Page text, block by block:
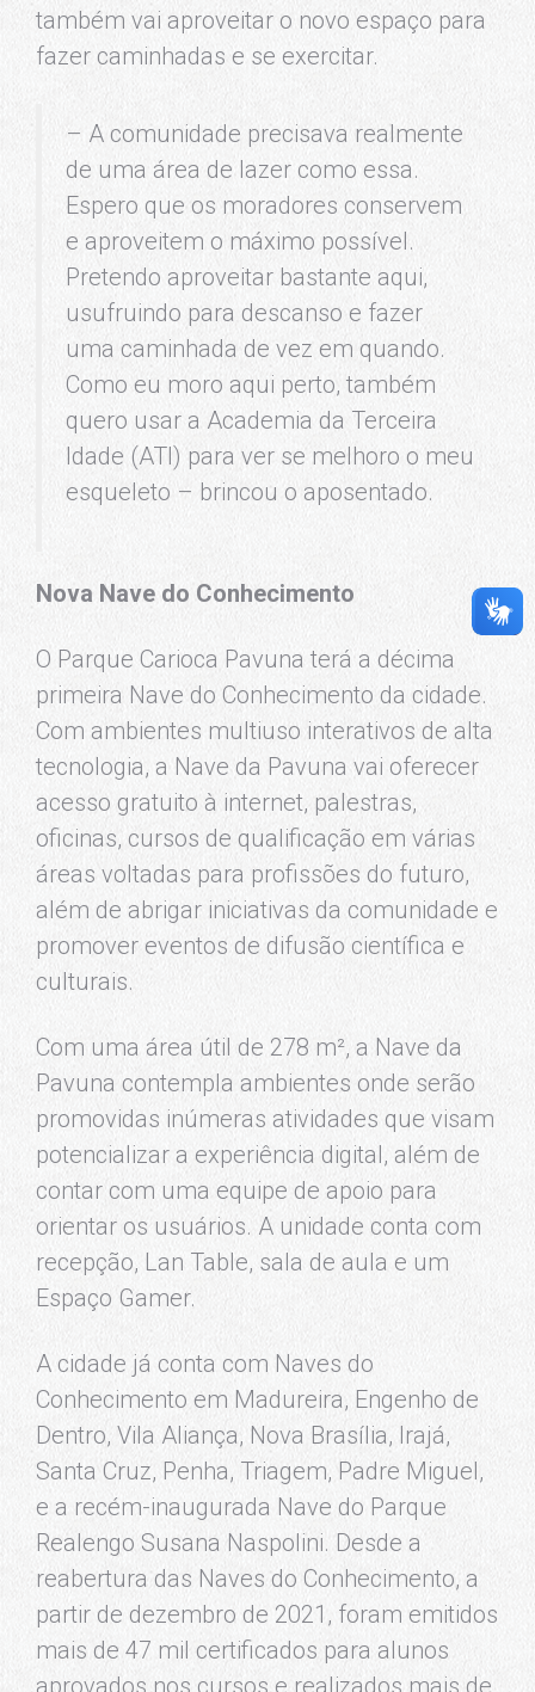
também vai aproveitar o novo espaço para
fazer caminhadas e se exercitar.
– A comunidade precisava realmente
de uma área de lazer como essa.
Espero que os moradores conservem
e aproveitem o máximo possível.
Pretendo aproveitar bastante aqui,
usufruindo para descanso e fazer
uma caminhada de vez em quando.
Como eu moro aqui perto, também
quero usar a Academia da Terceira
Idade (ATI) para ver se melhoro o meu
esqueleto – brincou o aposentado.
Nova Nave do Conhecimento
O Parque Carioca Pavuna terá a décima
primeira Nave do Conhecimento da cidade.
Com ambientes multiuso interativos de alta
tecnologia, a Nave da Pavuna vai oferecer
acesso gratuito à internet, palestras,
oficinas, cursos de qualificação em várias
áreas voltadas para profissões do futuro,
além de abrigar iniciativas da comunidade e
promover eventos de difusão científica e
culturais.
Com uma área útil de 278 m², a Nave da
Pavuna contempla ambientes onde serão
promovidas inúmeras atividades que visam
potencializar a experiência digital, além de
contar com uma equipe de apoio para
orientar os usuários. A unidade conta com
recepção, Lan Table, sala de aula e um
Espaço Gamer.
A cidade já conta com Naves do
Conhecimento em Madureira, Engenho de
Dentro, Vila Aliança, Nova Brasília, Irajá,
Santa Cruz, Penha, Triagem, Padre Miguel,
e a recém-inaugurada Nave do Parque
Realengo Susana Naspolini. Desde a
reabertura das Naves do Conhecimento, a
partir de dezembro de 2021, foram emitidos
mais de 47 mil certificados para alunos
aprovados nos cursos e realizados mais de